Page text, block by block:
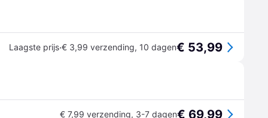
Laagste prijs·€ 3,99 verzending, 10 dagen€ 53,99
€ 7,99 verzending, 3-7 dagen€ 69,99